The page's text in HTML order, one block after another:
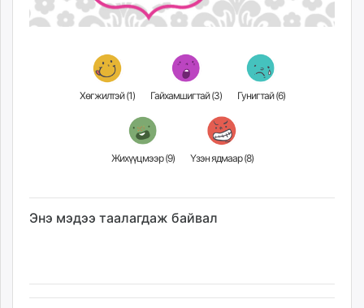
Хөгжилтэй (1) Гайхамшигтай (3) Гунигтай (6)
Жихүүцмээр (9) Үзэн ядмаар (8)
Энэ мэдээ таалагдаж байвал